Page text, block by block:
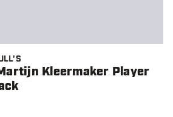
Kleermaker Player